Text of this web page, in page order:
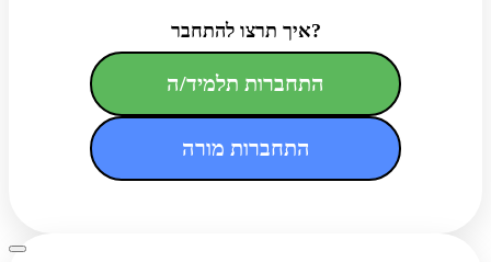
איך תרצו להתחבר?
התחברות תלמיד/ה
התחברות מורה